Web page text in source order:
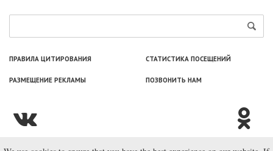
ПРАВИЛА ЦИТИРОВАНИЯ СТАТИСТИКА ПОСЕЩЕНИЙ
РАЗМЕЩЕНИЕ РЕКЛАМЫ ПОЗВОНИТЬ НАМ